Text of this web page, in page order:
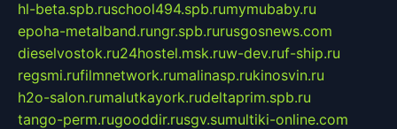
hl-beta.spb.ruschool494.spb.rumymubaby.ru
epoha-metalband.rungr.spb.rurusgosnews.com
dieselvostok.ru24hostel.msk.ruw-dev.ruf-ship.ru
regsmi.rufilmnetwork.rumalinasp.rukinosvin.ru
h2o-salon.rumalutkayork.rudeltaprim.spb.ru
tango-perm.rugooddir.rusgv.sumultiki-online.com